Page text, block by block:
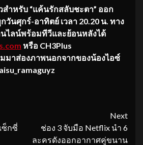
สำหรับ “แค้นรักสลับชะตา” ออก
นศุกร์-อาทิตย์ เวลา 20.20 น. ทาง
นไลน์พร้อมทีวีและย้อนหลังได้
หรือ CH3Plus
มาส่องภาพนอกจากของน้องไอซ์
ซ็กซี่
Next
ช่อง 3 จับมือ Netflix นำ 6
ละครดังออกอากาศคู่ขนาน